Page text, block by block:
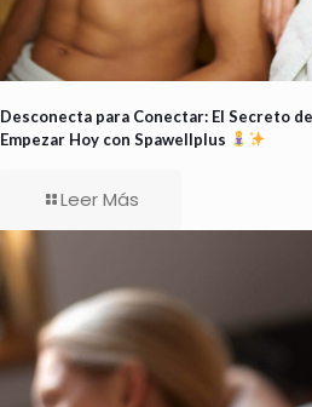
Desconecta para Conectar: El Secreto
Empezar Hoy con Spawellplus
Leer Más